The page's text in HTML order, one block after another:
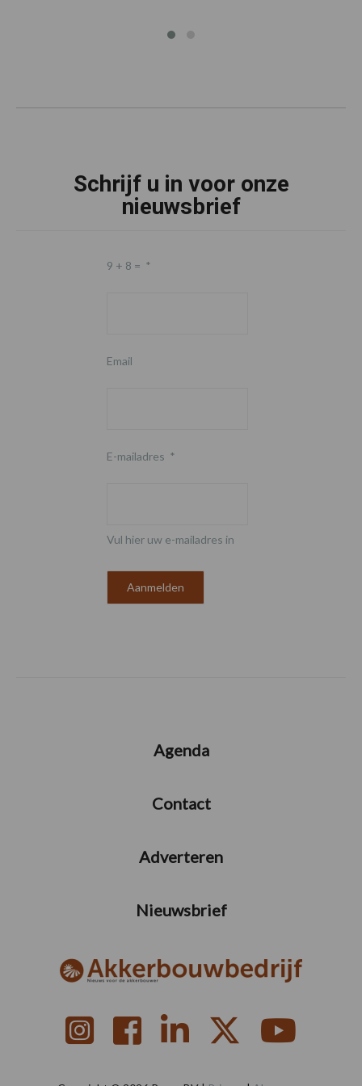
Schrijf u in voor onze
nieuwsbrief
9 + 8 = *
Email
E-mailadres *
Vul hier uw e-mailadres in
Agenda
Contact
Adverteren
Nieuwsbrief